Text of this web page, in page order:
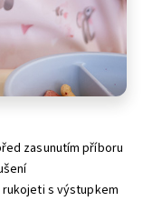
zasunutím příboru
s výstupkem